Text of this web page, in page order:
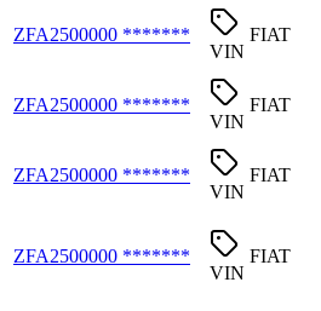
ZFA2500000 *******
VIN
FIAT
ZFA2500000 *******
VIN
FIAT
ZFA2500000 *******
VIN
FIAT
ZFA2500000 *******
VIN
FIAT